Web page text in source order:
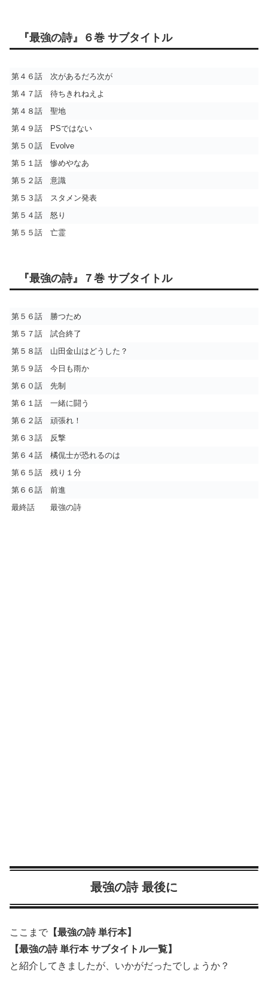
『最強の詩』６巻 サブタイトル
第４６話 次があるだろ次が
第４７話 待ちきれねえよ
第４８話 聖地
第４９話 PSではない
第５０話 Evolve
第５１話 惨めやなあ
第５２話 意識
第５３話 スタメン発表
第５４話 怒り
第５５話 亡霊
『最強の詩』７巻 サブタイトル
第５６話 勝つため
第５７話 試合終了
第５８話 山田金山はどうした？
第５９話 今日も雨か
第６０話 先制
第６１話 一緒に闘う
第６２話 頑張れ！
第６３話 反撃
第６４話 橘侃士が恐れるのは
第６５話 残り１分
第６６話 前進
最終話 最強の詩
最強の詩 最後に
ここまで 【最強の詩 単行本】
【最強の詩 単行本 サブタイトル一覧】
と紹介してきましたが、いかがだったでしょうか？